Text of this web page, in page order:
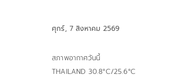
ศุกร์, 7 สิงหาคม 2569
สภาพอากาศวันนี้
THAILAND 30.8°C/25.6°C